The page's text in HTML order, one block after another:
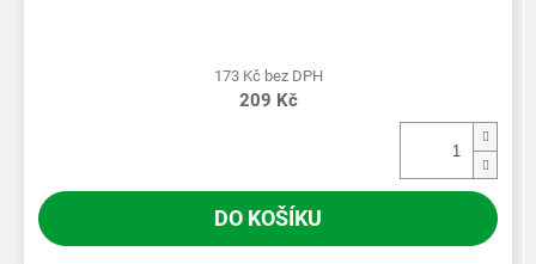
173 Kč bez DPH
209 Kč
DO KOŠÍKU